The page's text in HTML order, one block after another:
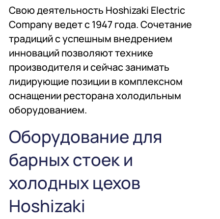
общественного
питания
Подробнее
Профессиональная
химия
Подробнее
проектирование
Подробнее
Консалтинг
обслуживание
Подробнее
Подробнее
Химия
профессиональная
Подробнее
Свою деятельность Hoshizaki Electric
Company ведет с 1947 года. Сочетание
традиций с успешным внедрением
инноваций позволяют технике
производителя и сейчас занимать
лидирующие позиции в комплексном
оснащении ресторана холодильным
оборудованием.
Оборудование для
барных стоек и
холодных цехов
Hoshizaki